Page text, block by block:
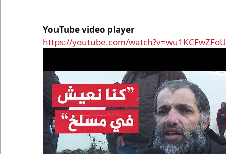
YouTube video player
https://youtube.com/watch?v=wu1KCFwZFoU